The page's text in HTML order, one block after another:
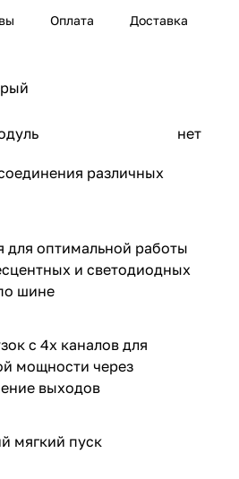
Оплата Доставка
нет
различных
для оптимальной работы
и светодиодных
шине
с 4х каналов для
мощности через
выходов
мягкий пуск